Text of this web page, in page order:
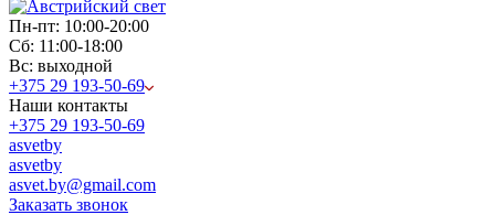
Пн-пт: 10:00-20:00
Сб: 11:00-18:00
Вс: выходной
+375 29 193-50-69
Наши контакты
+375 29 193-50-69
asvetby
asvetby
asvet.by@gmail.com
Заказать звонок